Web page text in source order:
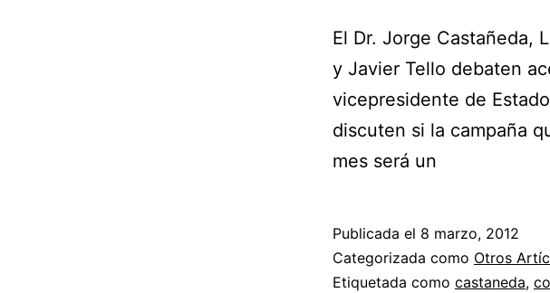
El Dr. Jorge Castañeda,
y Javier Tello debaten
vicepresidente de
discuten si la campaña
mes será un
Publicada el 8 marzo, 2012
Categorizada como Otros
Etiquetada como castaneda,